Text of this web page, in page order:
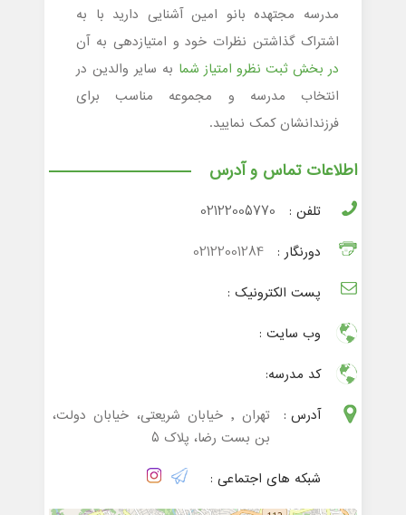
مدرسه مجتهده بانو امین آشنایی دارید با به
اشتراک گذاشتن نظرات خود و امتیازدهی به آن
در بخش ثبت نظرو امتیاز شما به سایر والدین در
انتخاب مدرسه و مجموعه مناسب برای
فرزندانشان کمک نمایید.
اطلاعات تماس و آدرس
تلفن :
02122005770
دورنگار :
02122001284
پست الکترونیک :
وب سایت :
کد مدرسه:
آدرس :
تهران , خیابان شریعتی، خیابان دولت،
بن بست رضا، پلاک 5
شبکه های اجتماعی :